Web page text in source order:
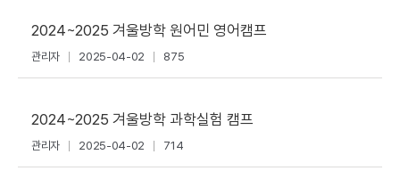
2024~2025 겨울방학 원어민 영어캠프
관리자 2025-04-02 875
2024~2025 겨울방학 과학실험 캠프
관리자 2025-04-02 714